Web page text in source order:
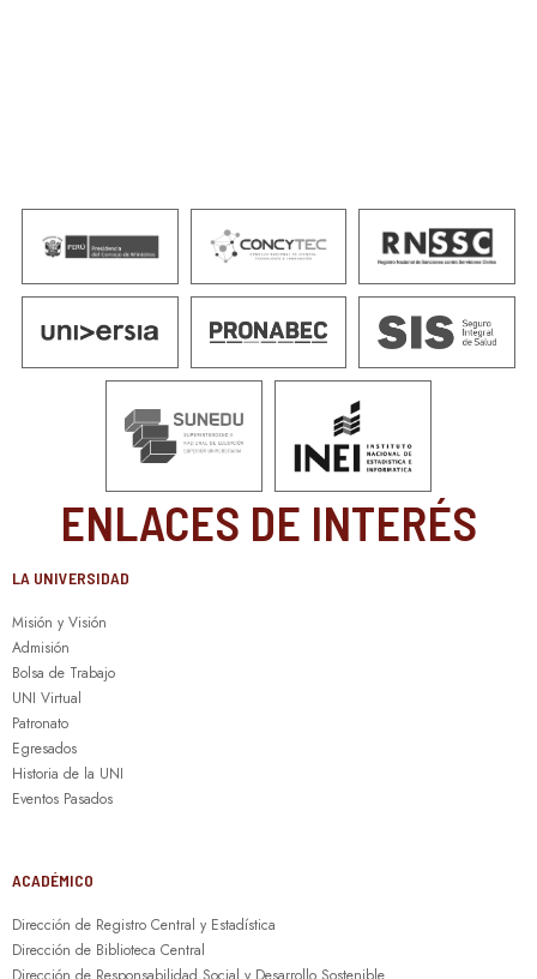
ENLACES DE INTERÉS
LA UNIVERSIDAD
Misión y Visión
Admisión
Bolsa de Trabajo
UNI Virtual
Patronato
Egresados
Historia de la UNI
Eventos Pasados
ACADÉMICO
Dirección de Registro Central y Estadística
Dirección de Biblioteca Central